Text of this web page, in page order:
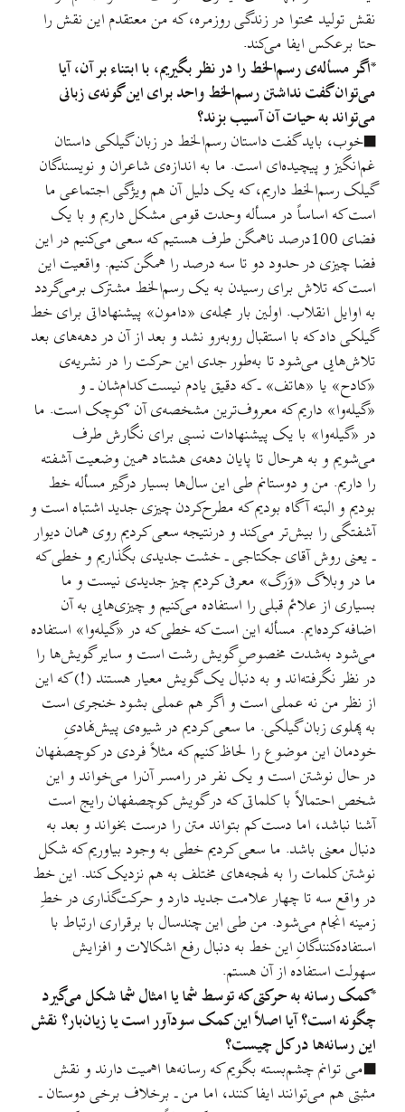
نقش تولید محتوا در زندگی روزمره، که من معتقدم این نقش را
حتا برعکس ایفا می‌کند.
*اگر مسأله‌ی رسم‌الخط را در نظر بگیریم، با ابتناء بر آن، آیا
می‌توان گفت نداشتن رسم‌الخط واحد برای این گونه‌ی زبانی
می‌تواند به حیات آن آسیب بزند؟
■خوب، باید گفت داستان رسم‌الخط در زبان گیلکی داستان
غم‌انگیز و پیچیده‌ای است. ما به اندازه‌ی شاعران و نویسندگان
گیلک رسم‌الخط داریم، که یک دلیل آن هم ویژگی اجتماعی ما
است که اساساً در مسأله وحدت قومی مشکل داریم و با یک
فضای 100درصد ناهمگن طرف هستیم که سعی می‌کنیم در این
فضا چیزی در حدود دو تا سه درصد را همگن کنیم. واقعیت این
است که تلاش برای رسیدن به یک رسم‌الخط مشترک برمی‌گردد
به اوایل انقلاب. اولین بار مجله‌ی «دامون» پیشنهاداتی برای خط
گیلکی داد که با استقبال رو‌به‌رو نشد و بعد از آن در دهه‌های بعد
تلاش‌هایی می‌شود تا به‌طور جدی این حرکت را در نشریه‌ی
«کادح» یا «هاتف» ـ که دقیق یادم نیست کدام‌شان ـ و
«گیله‌وا» داریم که معروف‌ترین مشخصه‌ی آن ˇکوچک است. ما
در «گیله‌وا» با یک پیشنهادات نسبی برای نگارش طرف
می‌شویم و به هرحال تا پایان دهه‌ی هشتاد همین وضعیت آشفته
را داریم. من و دوستانم طی این سال‌ها بسیار درگیر مسأله خط
بودیم و البته آگاه بودیم که مطرح‌کردن چیزی جدید اشتباه است و
آشفتگی را بیش‌تر می‌کند و درنتیجه سعی کردیم روی همان دیوار
ـ یعنی روش آقای جکتاجی ـ خشت جدیدی بگذاریم و خطی که
ما در وبلاگ «وَرگ» معرفی کردیم چیز جدیدی نیست و ما
بسیاری از علائم قبلی را استفاده می‌کنیم و چیزی‌هایی به آن
اضافه کرده‌ایم. مسأله این است که خطی که در «گیله‌وا» استفاده
می‌شود به‌شدت مخصوصِ گویش رشت است و سایر گویش‌ها را
در نظر نگرفته‌اند و به دنبال یک گویش معیار هستند (!) که این
از نظر من نه عملی است و اگر هم عملی بشود خنجری است
به پهلوی زبان گیلکی. ما سعی کردیم در شیوه‌ی پیش‌نهادیِ
خودمان این موضوع را لحاظ کنیم که مثلاً فردی در کوچصفهان
در حال نوشتن است و یک نفر در رامسر آن‌را می‌خواند و این
شخص احتمالاً با کلماتی که در گویش کوچصفهان رایج است
آشنا نباشد، اما دست کم بتواند متن را درست بخواند و بعد به
دنبال معنی باشد. ما سعی کردیم خطی به وجود بیاوریم که شکل
نوشتن کلمات را به لهجه‌های مختلف به هم نزدیک کند. این خط
در واقع سه تا چهار علامت جدید دارد و حرکت‌گذاری در خطِ
زمینه انجام می‌شود. من طی این چندسال با برقراری ارتباط با
استفاده‌کنندگانِ این خط به دنبال رفع اشکالات و افزایش
سهولت استفاده از آن هستم.
*کمک رسانه به حرکتی که توسط شما یا امثال شما شکل می‌گیرد
چگونه است؟ آیا اصلاً این کمک سود‌آور است یا زیان‌بار؟ نقش
این رسانه‌ها در کل چیست؟
■می توانم چشم‌بسته بگویم که رسانه‌ها اهمیت دارند و نقش
مثبتی هم می‌توانند ایفا کنند، اما من ـ برخلاف برخی دوستان ـ